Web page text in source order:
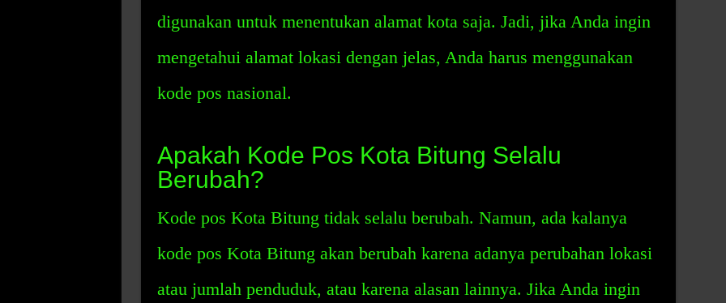
digunakan untuk menentukan alamat kota saja. Jadi, jika Anda ingin
mengetahui alamat lokasi dengan jelas, Anda harus menggunakan
kode pos nasional.
Apakah Kode Pos Kota Bitung Selalu
Berubah?
Kode pos Kota Bitung tidak selalu berubah. Namun, ada kalanya
kode pos Kota Bitung akan berubah karena adanya perubahan lokasi
atau jumlah penduduk, atau karena alasan lainnya. Jika Anda ingin